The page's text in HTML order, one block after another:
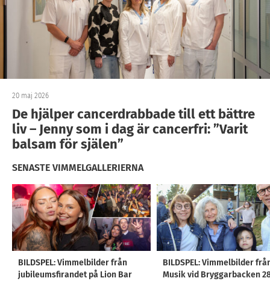
20 maj 2026
De hjälper cancerdrabbade till ett bättre
liv – Jenny som i dag är cancerfri: ”Varit
balsam för själen”
SENASTE VIMMELGALLERIERNA
BILDSPEL: Vimmelbilder från
jubileumsfirandet på Lion Bar
BILDSPEL: Vimmelbilder
Musik vid Bryggarbacken